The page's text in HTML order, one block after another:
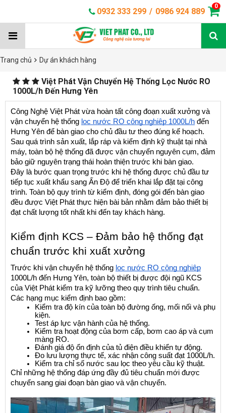
0932 333 299 / 0986 924 889
0
Trang chủ Dự án khách hàng
Việt Phát Vận Chuyển Hệ Thống Lọc Nước RO
1000L/h Đến Hưng Yên
Công Nghệ Việt Phát vừa hoàn tất công đoạn xuất xưởng và
vận chuyển hệ thống lọc nước RO công nghiệp 1000L/h đến
Hưng Yên để bàn giao cho chủ đầu tư theo đúng kế hoạch.
Sau quá trình sản xuất, lắp ráp và kiểm định kỹ thuật tại nhà
máy, toàn bộ hệ thống đã được vận chuyển nguyên cụm, đảm
bảo giữ nguyên trạng thái hoàn thiện trước khi bàn giao.
Đây là bước quan trọng trước khi hệ thống được chủ đầu tư
tiếp tục xuất khẩu sang Ấn Độ để triển khai lắp đặt tại công
trình. Toàn bộ quy trình từ kiểm định, đóng gói đến bàn giao
đều được Việt Phát thực hiện bài bản nhằm đảm bảo thiết bị
đạt chất lượng tốt nhất khi đến tay khách hàng.
Kiểm định KCS – Đảm bảo hệ thống đạt
chuẩn trước khi xuất xưởng
Trước khi vận chuyển hệ thống lọc nước RO công nghiệp
1000L/h đến Hưng Yên, toàn bộ thiết bị được đội ngũ KCS
của Việt Phát kiểm tra kỹ lưỡng theo quy trình tiêu chuẩn.
Các hạng mục kiểm định bao gồm:
Kiểm tra độ kín của toàn bộ đường ống, mối nối và phụ
kiện.
Test áp lực vận hành của hệ thống.
Kiểm tra hoạt động của bơm cấp, bơm cao áp và cụm
màng RO.
Đánh giá độ ổn định của tủ điện điều khiển tự động.
Đo lưu lượng thực tế, xác nhận công suất đạt 1000L/h.
Kiểm tra chỉ số nước sau lọc theo yêu cầu kỹ thuật.
Chỉ những hệ thống đáp ứng đầy đủ tiêu chuẩn mới được
chuyển sang giai đoạn bàn giao và vận chuyển.